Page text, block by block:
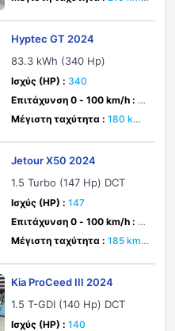
Hyptec GT 2024
83.3 kWh (340 Hp)
Ισχύς (HP) : 340
Επιτάχυνση 0 - 100 km/h : 4.
9 δευτ.
Μέγιστη ταχύτητα : 180 km/
Jetour X50 2024
1.5 Turbo (147 Hp) DCT
Ισχύς (HP) : 147
Επιτάχυνση 0 - 100 km/h : 11.
1 δευτ.
Μέγιστη ταχύτητα : 185 km/
Kia ProCeed III 2024
1.5 T-GDI (140 Hp) DCT
Ισχύς (HP) : 140